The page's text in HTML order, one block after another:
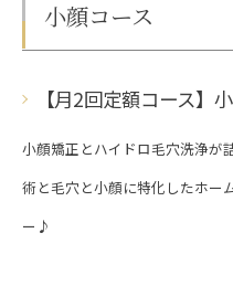
小顔コース
【月2回定額コース】
小顔矯正とハイドロ毛穴洗浄が
術と毛穴と小顔に特化したホー
ー♪